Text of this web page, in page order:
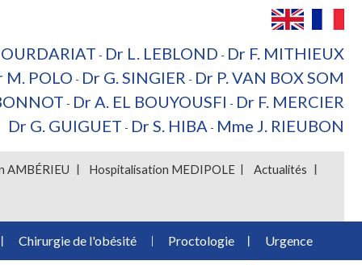
- Dr L. LEBLOND - Dr F. MITHIEUX
M. POLO - Dr G. SINGIER - Dr P. VAN BOX SOM
- Dr A. EL BOUYOUSFI - Dr F. MERCIER
Dr G. GUIGUET - Dr S. HIBA - Mme J. RIEUBON
AMBÉRIEU Hospitalisation MEDIPOLE Actualités
Chirurgie de l'obésité Proctologie Urgence